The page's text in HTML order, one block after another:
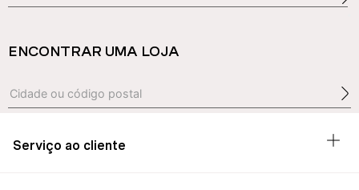
ENCONTRAR UMA LOJA
Serviço ao cliente